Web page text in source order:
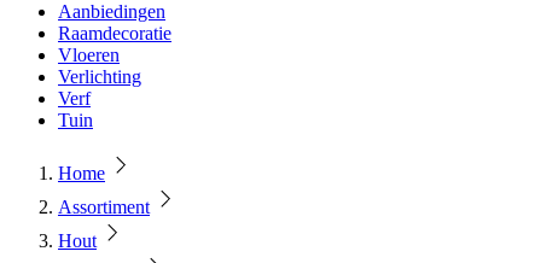
Aanbiedingen
Raamdecoratie
Vloeren
Verlichting
Verf
Tuin
Home
Assortiment
Hout